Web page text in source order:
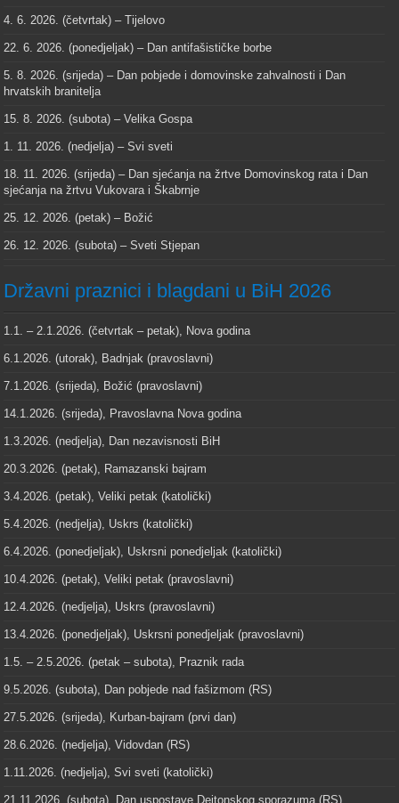
4. 6. 2026. (četvrtak) – Tijelovo
22. 6. 2026. (ponedjeljak) – Dan antifašističke borbe
5. 8. 2026. (srijeda) – Dan pobjede i domovinske zahvalnosti i Dan
hrvatskih branitelja
15. 8. 2026. (subota) – Velika Gospa
1. 11. 2026. (nedjelja) – Svi sveti
18. 11. 2026. (srijeda) – Dan sjećanja na žrtve Domovinskog rata i Dan
sjećanja na žrtvu Vukovara i Škabrnje
25. 12. 2026. (petak) – Božić
26. 12. 2026. (subota) – Sveti Stjepan
Državni praznici i blagdani u BiH 2026
1.1. – 2.1.2026. (četvrtak – petak), Nova godina
6.1.2026. (utorak), Badnjak (pravoslavni)
7.1.2026. (srijeda), Božić (pravoslavni)
14.1.2026. (srijeda), Pravoslavna Nova godina
1.3.2026. (nedjelja), Dan nezavisnosti BiH
20.3.2026. (petak), Ramazanski bajram
3.4.2026. (petak), Veliki petak (katolički)
5.4.2026. (nedjelja), Uskrs (katolički)
6.4.2026. (ponedjeljak), Uskrsni ponedjeljak (katolički)
10.4.2026. (petak), Veliki petak (pravoslavni)
12.4.2026. (nedjelja), Uskrs (pravoslavni)
13.4.2026. (ponedjeljak), Uskrsni ponedjeljak (pravoslavni)
1.5. – 2.5.2026. (petak – subota), Praznik rada
9.5.2026. (subota), Dan pobjede nad fašizmom (RS)
27.5.2026. (srijeda), Kurban-bajram (prvi dan)
28.6.2026. (nedjelja), Vidovdan (RS)
1.11.2026. (nedjelja), Svi sveti (katolički)
21.11.2026. (subota), Dan uspostave Dejtonskog sporazuma (RS)